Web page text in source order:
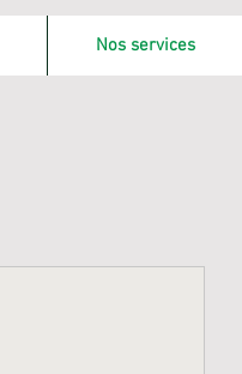
Nos services